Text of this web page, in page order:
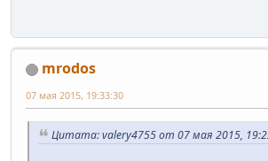
mrodos
07 мая 2015, 19:33:30
Цитата: valery4755 от 07 мая 2015,